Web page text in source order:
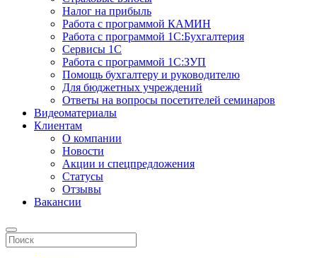
Налог на прибыль
Работа с программой КАМИН
Работа с программой 1С:Бухгалтерия
Сервисы 1С
Работа с программой 1С:ЗУП
Помощь бухгалтеру и руководителю
Для бюджетных учреждений
Ответы на вопросы посетителей семинаров
Видеоматериалы
Клиентам
О компании
Новости
Акции и спецпредложения
Статусы
Отзывы
Вакансии